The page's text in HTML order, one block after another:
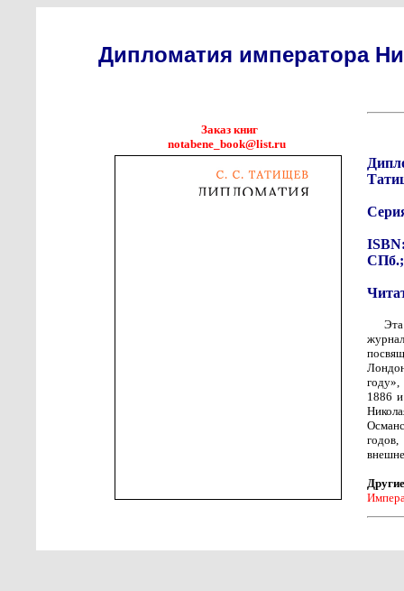
Дипломатия императора
Заказ книг
notabene_book@list.ru
СПб.;
году»,
1886